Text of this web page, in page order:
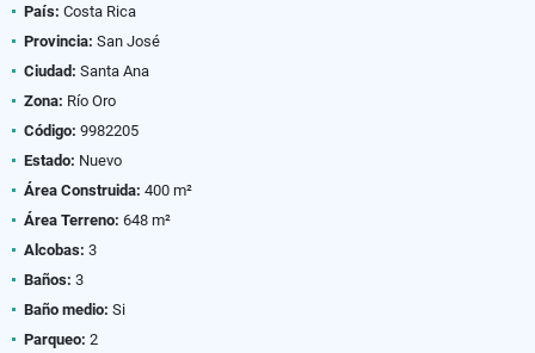
País: Costa Rica
Provincia: San José
Ciudad: Santa Ana
Zona: Río Oro
Código: 9982205
Estado: Nuevo
Área Construida: 400 m²
Área Terreno: 648 m²
Alcobas: 3
Baños: 3
Baño medio: Si
Parqueo: 2